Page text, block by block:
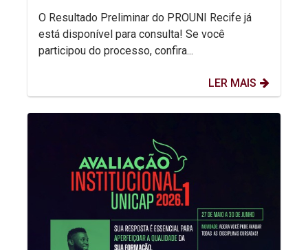
O Resultado Preliminar do PROUNI Recife já
está disponível para consulta! Se você
participou do processo, confira...
LER MAIS